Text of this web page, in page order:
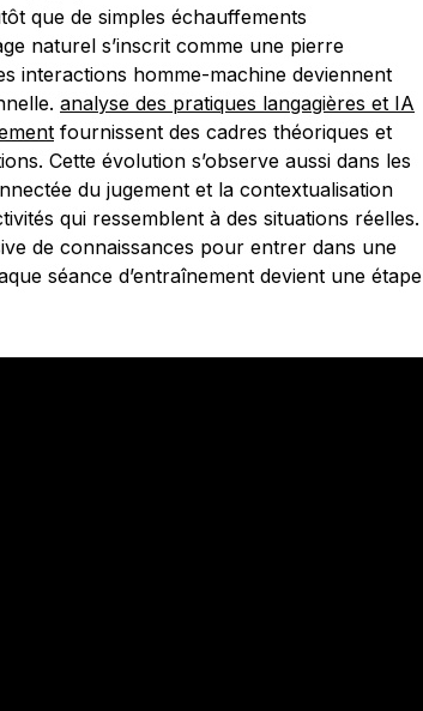
que de simples échauffements
naturel s’inscrit comme une pierre
interactions homme-machine deviennent
analyse des pratiques langagières et IA
fournissent des cadres théoriques et
Cette évolution s’observe aussi dans les
du jugement et la contextualisation
qui ressemblent à des situations réelles.
de connaissances pour entrer dans une
séance d’entraînement devient une étape